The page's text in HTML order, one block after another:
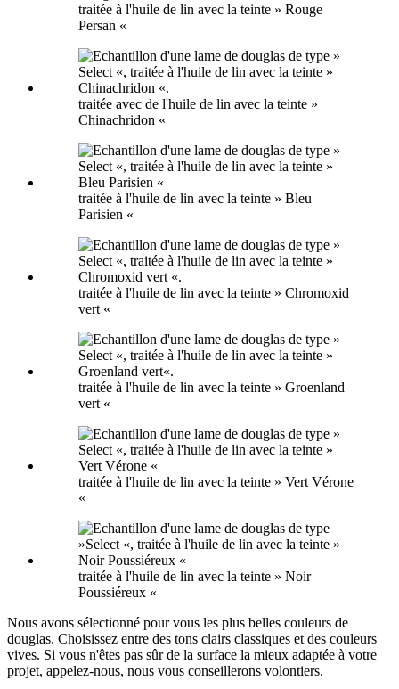
traitée à l'huile de lin avec la teinte » Rouge
Persan «
traitée avec de l'huile de lin avec la teinte »
Chinachridon «
traitée à l'huile de lin avec la teinte » Bleu
Parisien «
traitée à l'huile de lin avec la teinte » Chromoxid
vert «
traitée à l'huile de lin avec la teinte » Groenland
vert «
traitée à l'huile de lin avec la teinte » Vert Vérone
«
traitée à l'huile de lin avec la teinte » Noir
Poussiéreux «
Nous avons sélectionné pour vous les plus belles couleurs de
douglas. Choisissez entre des tons clairs classiques et des couleurs
vives. Si vous n'êtes pas sûr de la surface la mieux adaptée à votre
projet, appelez-nous, nous vous conseillerons volontiers.